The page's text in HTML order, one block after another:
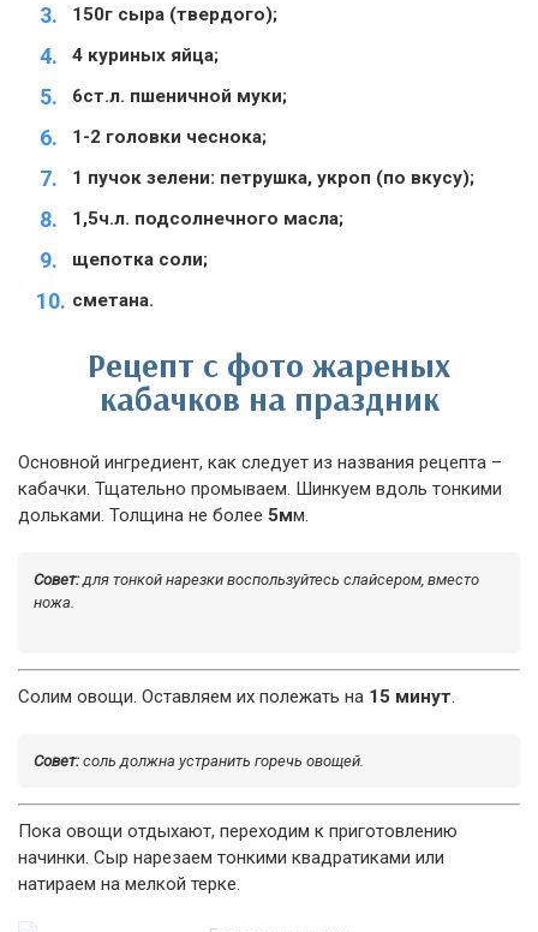
150г сыра (твердого);
4 куриных яйца;
6ст.л. пшеничной муки;
1-2 головки чеснока;
1 пучок зелени: петрушка, укроп (по вкусу);
1,5ч.л. подсолнечного масла;
щепотка соли;
сметана.
Рецепт с фото жареных
кабачков на праздник
Основной ингредиент, как следует из названия рецепта –
кабачки. Тщательно промываем. Шинкуем вдоль тонкими
дольками. Толщина не более 5мм.
Совет:для тонкой нарезки воспользуйтесь слайсером, вместо
ножа.
Солим овощи. Оставляем их полежать на 15 минут.
Совет:соль должна устранить горечь овощей.
Пока овощи отдыхают, переходим к приготовлению
начинки. Сыр нарезаем тонкими квадратиками или
натираем на мелкой терке.